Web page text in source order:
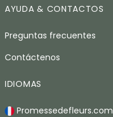
AYUDA & CONTACTOS
Preguntas frecuentes
Contáctenos
IDIOMAS
Promessedefleurs.com